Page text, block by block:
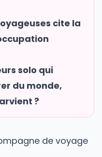
cite la
solo qui
du monde,
?
de voyage